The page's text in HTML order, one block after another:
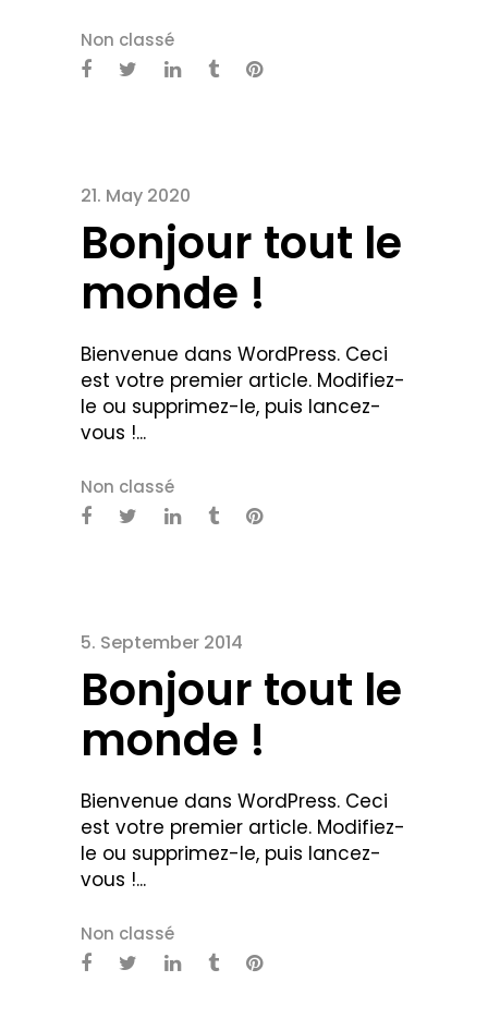
Non classé
21. May 2020
Bonjour tout le
monde !
Bienvenue dans WordPress. Ceci
est votre premier article. Modifiez-
le ou supprimez-le, puis lancez-
vous !...
Non classé
5. September 2014
Bonjour tout le
monde !
Bienvenue dans WordPress. Ceci
est votre premier article. Modifiez-
le ou supprimez-le, puis lancez-
vous !...
Non classé